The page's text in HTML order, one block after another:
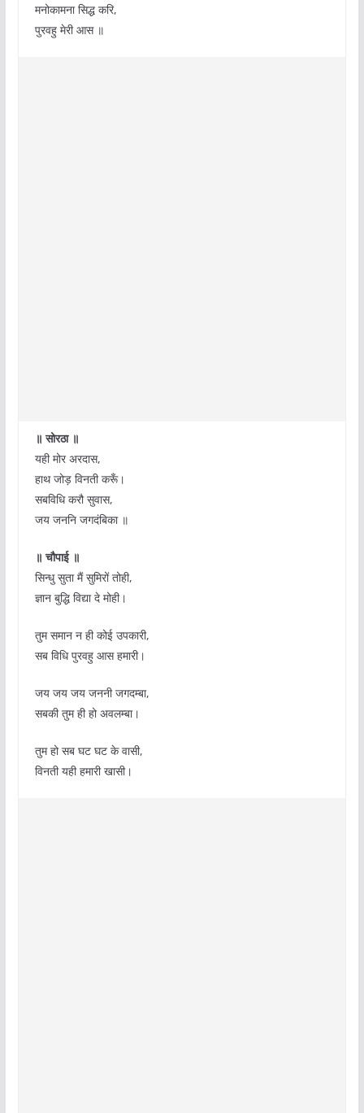
मनोकामना सिद्ध करि,
पुरवहु मेरी आस ॥
॥ सोरठा ॥
यही मोर अरदास,
हाथ जोड़ विनती करूँ।
सबविधि करौ सुवास,
जय जननि जगदंबिका ॥
॥ चौपाई ॥
सिन्धु सुता मैं सुमिरों तोही,
ज्ञान बुद्धि विद्या दे मोही।
तुम समान न ही कोई उपकारी,
सब विधि पुरवहु आस हमारी।
जय जय जय जननी जगदम्बा,
सबकी तुम ही हो अवलम्बा।
तुम हो सब घट घट के वासी,
विनती यही हमारी खासी।